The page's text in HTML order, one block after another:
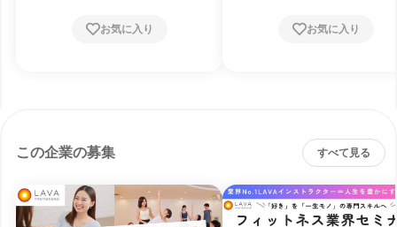
お気に入り お気に入り
この企業の募集 すべて見る